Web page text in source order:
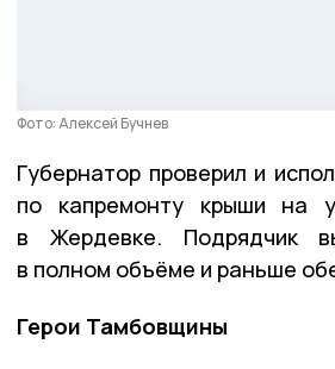
Фото: Алексей Бучнев
Губернатор проверил и
по капремонту крыши на
в Жердевке. Подрядчик
в полном объёме и раньше
Герои Тамбовщины